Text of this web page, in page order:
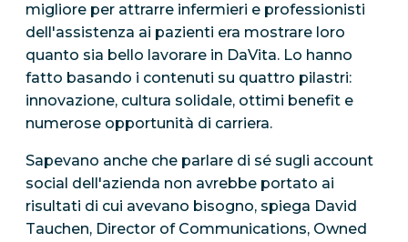
migliore per attrarre infermieri e professionisti
dell'assistenza ai pazienti era mostrare loro
quanto sia bello lavorare in DaVita. Lo hanno
fatto basando i contenuti su quattro pilastri:
innovazione, cultura solidale, ottimi benefit e
numerose opportunità di carriera.
Sapevano anche che parlare di sé sugli account
social dell'azienda non avrebbe portato ai
risultati di cui avevano bisogno, spiega David
Tauchen, Director of Communications, Owned